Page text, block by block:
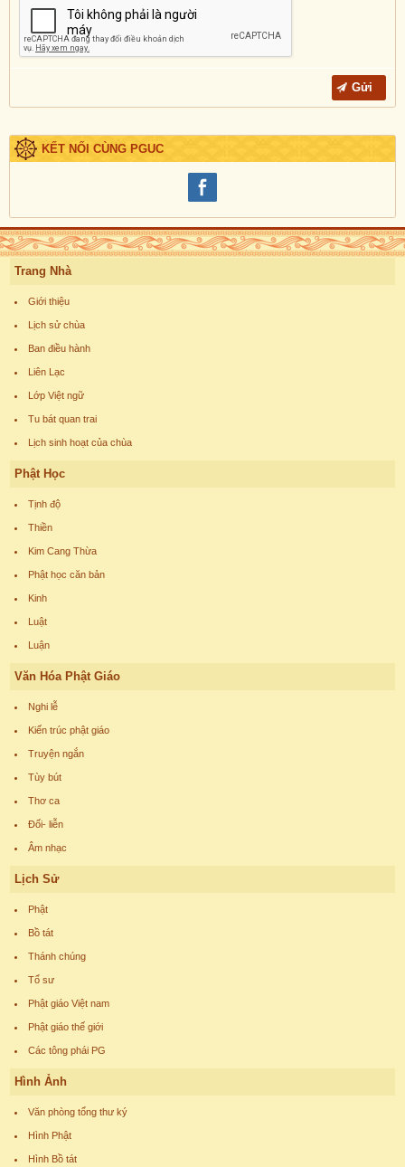
KẾT NỐI CÙNG PGUC
Trang Nhà
Giới thiệu
Lịch sử chùa
Ban điều hành
Liên Lạc
Lớp Việt ngữ
Tu bát quan trai
Lịch sinh hoạt của chùa
Phật Học
Tịnh độ
Thiền
Kim Cang Thừa
Phật học căn bản
Kinh
Luật
Luận
Văn Hóa Phật Giáo
Nghi lễ
Kiến trúc phật giáo
Truyện ngắn
Tùy bút
Thơ ca
Đối- liễn
Âm nhạc
Lịch Sử
Phật
Bồ tát
Thánh chúng
Tổ sư
Phật giáo Việt nam
Phật giáo thế giới
Các tông phái PG
Hình Ảnh
Văn phòng tổng thư ký
Hình Phật
Hình Bồ tát